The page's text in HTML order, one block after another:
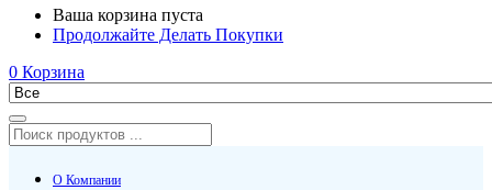
Ваша корзина пуста
Продолжайте Делать Покупки
0 Корзина
О Компании